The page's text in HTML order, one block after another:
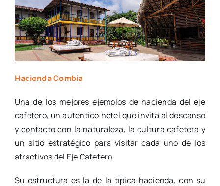
Hacienda Combia
Una de los mejores ejemplos de hacienda del eje
cafetero, un auténtico hotel que invita al descanso
y contacto con la naturaleza, la cultura cafetera y
un sitio estratégico para visitar cada uno de los
atractivos del Eje Cafetero.
Su estructura es la de la típica hacienda, con su